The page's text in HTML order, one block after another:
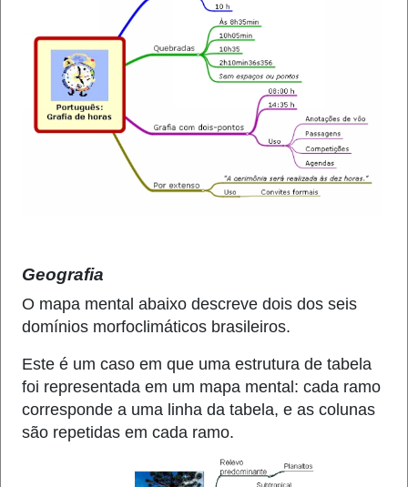
Geografia
O mapa mental abaixo descreve dois dos seis
domínios morfoclimáticos brasileiros.
Este é um caso em que uma estrutura de tabela
foi representada em um mapa mental: cada ramo
corresponde a uma linha da tabela, e as colunas
são repetidas em cada ramo.